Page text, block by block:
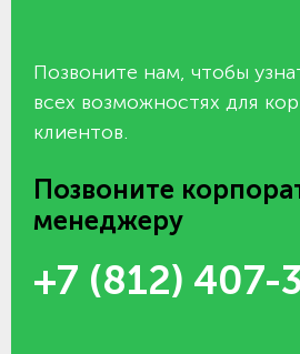
Позвоните нам, чтобы
всех возможностях для
клиентов.
Позвоните
менеджеру
+7 (812) 407-